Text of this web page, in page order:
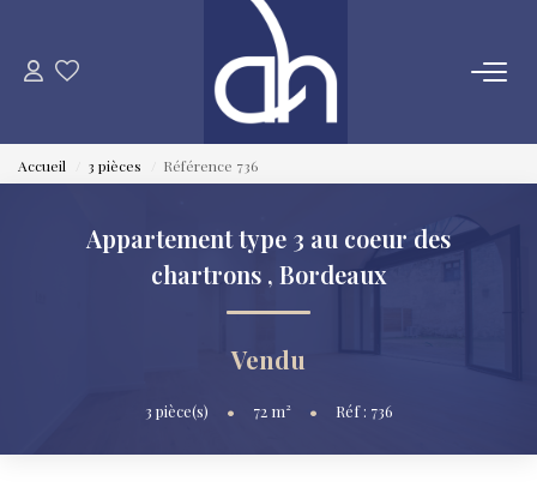
VENTE
ESTIMATION
LOCATION
SYNDIC
Accueil 3 pièces Référence 736
Appartement type 3 au coeur des
chartrons , Bordeaux
Vendu
3 pièce(s) • 72m² • Réf : 736